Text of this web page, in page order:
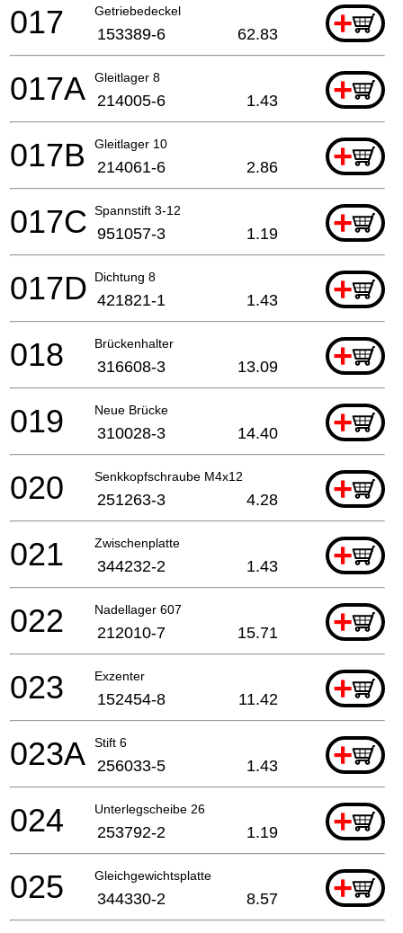
Getriebedeckel +
017 153389-6 62.83
Gleitlager 8 +
017A 214005-6 1.43
Gleitlager 10 +
017B 214061-6 2.86
Spannstift 3-12 +
017C 951057-3 1.19
Dichtung 8 +
017D 421821-1 1.43
Brückenhalter +
018 316608-3 13.09
Neue Brücke +
019 310028-3 14.40
Senkkopfschraube M4x12 +
020 251263-3 4.28
Zwischenplatte +
021 344232-2 1.43
Nadellager 607 +
022 212010-7 15.71
Exzenter +
023 152454-8 11.42
Stift 6 +
023A 256033-5 1.43
Unterlegscheibe 26 +
024 253792-2 1.19
Gleichgewichtsplatte +
025 344330-2 8.57